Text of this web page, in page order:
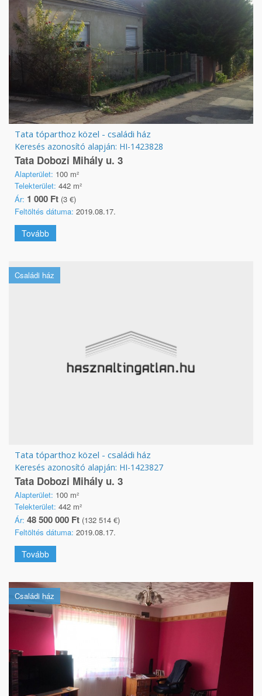
Tata tóparthoz közel - családi ház
Keresés azonosító alapján: HI-1423828
Tata Dobozi Mihály u. 3
Alapterület: 100 m²
Telekterület: 442 m²
Ár: 1 000 Ft (3 €)
Feltöltés dátuma: 2019.08.17.
Tovább
Családi ház
Tata tóparthoz közel - családi ház
Keresés azonosító alapján: HI-1423827
Tata Dobozi Mihály u. 3
Alapterület: 100 m²
Telekterület: 442 m²
Ár: 48 500 000 Ft (132 514 €)
Feltöltés dátuma: 2019.08.17.
Tovább
Családi ház